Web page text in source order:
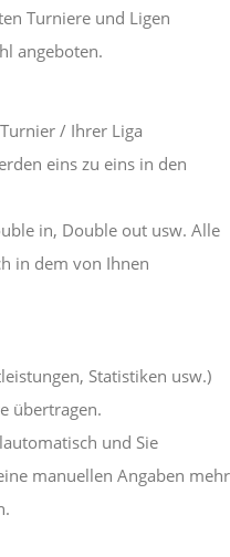
Turniere und Ligen
angeboten.
/ Ihrer Liga
eins zu eins in den
in, Double out usw. Alle
in dem von Ihnen
Statistiken usw.)
übertragen.
und Sie
manuellen Angaben mehr